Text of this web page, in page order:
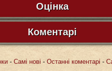
Оцінка
Будь ласка, зареєструйтесь...
Коментарі
- Самі нові - Останні коментарі -